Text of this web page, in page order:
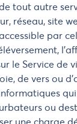
tout autre
réseau, site
par
le Service de
de vers ou
ou